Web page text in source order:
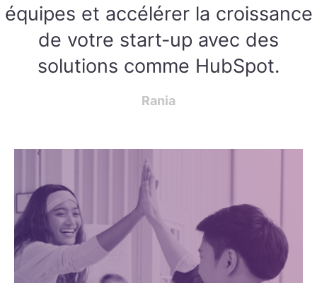
équipes et accélérer la croissance
de votre start-up avec des
solutions comme HubSpot.
Rania